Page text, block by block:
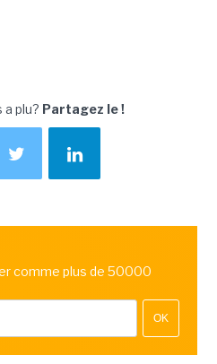
plu? Partagez le !
comme plus de 50000
OK